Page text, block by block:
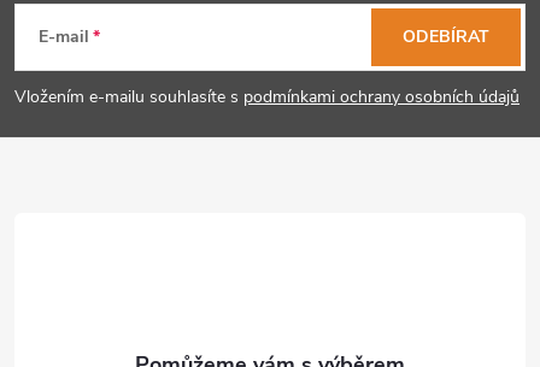
p
a
E-mail
Vložením e-mailu souhlasíte s podmínkami ochrany osobních údajů
ODEBÍRAT